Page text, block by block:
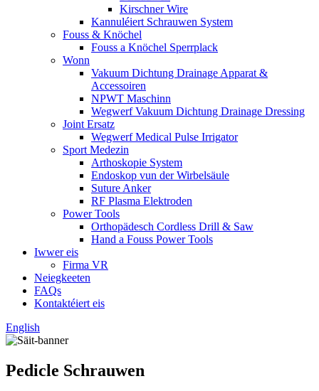
Kirschner Wire
Kannuléiert Schrauwen System
Fouss & Knöchel
Fouss a Knöchel Sperrplack
Wonn
Vakuum Dichtung Drainage Apparat &
Accessoiren
NPWT Maschinn
Wegwerf Vakuum Dichtung Drainage Dressing
Joint Ersatz
Wegwerf Medical Pulse Irrigator
Sport Medezin
Arthoskopie System
Endoskop vun der Wirbelsäule
Suture Anker
RF Plasma Elektroden
Power Tools
Orthopädesch Cordless Drill & Saw
Hand a Fouss Power Tools
Iwwer eis
Firma VR
Neiegkeeten
FAQs
Kontaktéiert eis
English
Pedicle Schrauwen